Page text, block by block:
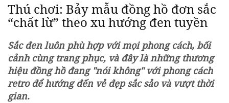
Thú chơi: Bảy mẫu đồng hồ đơn sắc
“chất lừ” theo xu hướng đen tuyền
Sắc đen luôn phù hợp với mọi phong cách, bối
cảnh cùng trang phục, và đây là những thương
hiệu đồng hồ đang "nói không" với phong cách
retro để hướng đến vẻ đẹp sắc sảo và vượt thời
gian.